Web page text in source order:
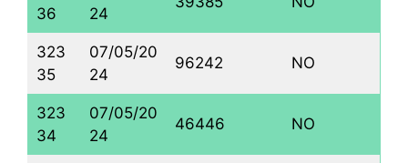
36
24
323
35
07/05/20
24
96242 NO
323
34
07/05/20
24
46446 NO